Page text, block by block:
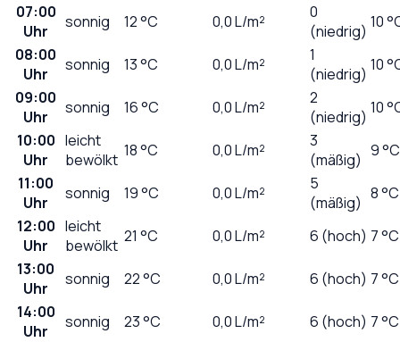
07:00
Uhr
sonnig 12°C 0,0L/m²
0
(niedrig) 10
08:00
Uhr
sonnig 13°C 0,0L/m²
1
(niedrig) 10
09:00
Uhr
sonnig 16°C 0,0L/m²
2
(niedrig) 10
10:00
Uhr
leicht
bewölkt 18°C 0,0L/m²
3
(mäßig) 9 °C
11:00
Uhr
sonnig 19°C 0,0L/m²
5
(mäßig) 8 °C
12:00
Uhr
leicht
bewölkt 21 °C 0,0L/m² 6 (hoch) 7 °C
13:00
Uhr
sonnig 22°C 0,0L/m² 6 (hoch) 7 °C
14:00
Uhr
sonnig 23°C 0,0L/m² 6 (hoch) 7 °C